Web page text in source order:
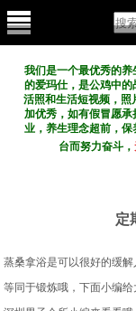
我们是一个最优秀的养
的爱玛仕，是公鸡中
活照和生活短视频，照
加优秀，如有假冒愿
业，养生理念超前，
台而努力奋斗，
定
蒸桑拿浴是可以很好的缓
等同于锻炼哦，下面小编